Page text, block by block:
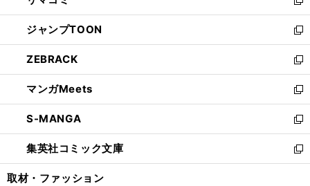
開
く
ウ
で
開
く
ン
ド
ウ
で
開
く
ウ
ィ
ン
ド
ウ
で
開
く
新
し
い
ウ
ィ
ン
ド
ウ
で
開
く
ジャンプTOON
新
し
い
ウ
ィ
ン
ド
ウ
で
開
ZEBRACK
新
し
い
ウ
ィ
ン
ド
ウ
マンガMeets
新
し
い
ウ
ィ
ン
S-MANGA
新
し
い
ウ
集英社コミック文庫
新
し
取材・ファッション